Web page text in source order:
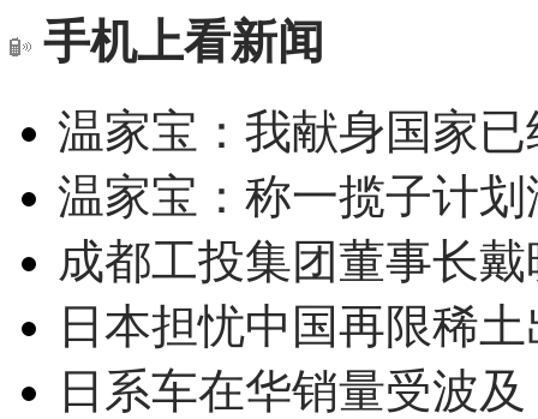
手机上看新闻
温家宝：我献身国家
温家宝：称一揽子计
成都工投集团董事长
日本担忧中国再限稀
日系车在华销量受波